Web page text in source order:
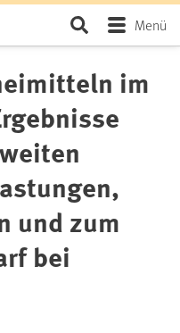
SeiteMenü
im
und zum
bei